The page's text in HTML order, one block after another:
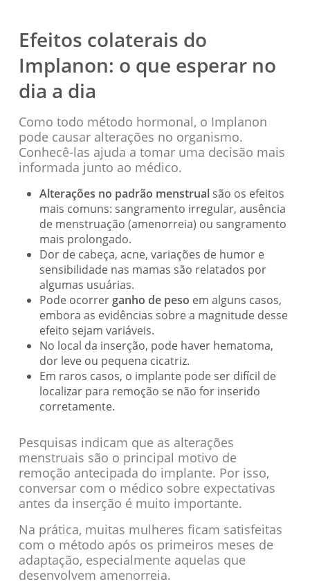
Efeitos colaterais do
Implanon: o que esperar no
dia a dia
Como todo método hormonal, o Implanon
pode causar alterações no organismo.
Conhecê-las ajuda a tomar uma decisão mais
informada junto ao médico.
Alterações no padrão menstrualsão os efeitos
mais comuns: sangramento irregular, ausência
de menstruação (amenorreia) ou sangramento
mais prolongado.
Dor de cabeça, acne, variações de humor e
sensibilidade nas mamas são relatados por
algumas usuárias.
Pode ocorrer ganho de peso em alguns casos,
embora as evidências sobre a magnitude desse
efeito sejam variáveis.
No local da inserção, pode haver hematoma,
dor leve ou pequena cicatriz.
Em raros casos, o implante pode ser difícil de
localizar para remoção se não for inserido
corretamente.
Pesquisas indicam que as alterações
menstruais são o principal motivo de
remoção antecipada do implante. Por isso,
conversar com o médico sobre expectativas
antes da inserção é muito importante.
Na prática, muitas mulheres ficam satisfeitas
com o método após os primeiros meses de
adaptação, especialmente aquelas que
desenvolvem amenorreia.